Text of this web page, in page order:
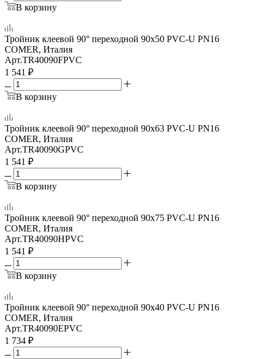
В корзину
Тройник клеевой 90° переходной 90x50 PVC-U PN16
COMER, Италия
Арт.TR40090FPVC
1 541 ₽
В корзину
Тройник клеевой 90° переходной 90x63 PVC-U PN16
COMER, Италия
Арт.TR40090GPVC
1 541 ₽
В корзину
Тройник клеевой 90° переходной 90x75 PVC-U PN16
COMER, Италия
Арт.TR40090HPVC
1 541 ₽
В корзину
Тройник клеевой 90° переходной 90x40 PVC-U PN16
COMER, Италия
Арт.TR40090EPVC
1 734 ₽